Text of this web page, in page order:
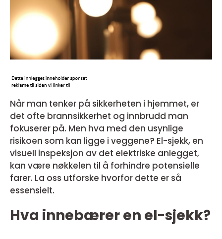
Når man tenker på sikkerheten i hjemmet, er
det ofte brannsikkerhet og innbrudd man
fokuserer på. Men hva med den usynlige
risikoen som kan ligge i veggene? El-sjekk, en
visuell inspeksjon av det elektriske anlegget,
kan være nøkkelen til å forhindre potensielle
farer. La oss utforske hvorfor dette er så
essensielt.
Hva innebærer en el-sjekk?